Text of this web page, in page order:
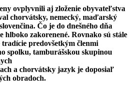
ovplyvnili aj zloženie obyvateľstva
chorvátsky, nemecký, maďarský
Čo je do dnešného dňa
hlboko zakorenené. Rovnako sú stále
tradície predovšetkým členmi
spolku, tamburášskou skupinou
a chorvátsky jazyk je doposiaľ
obradoch.